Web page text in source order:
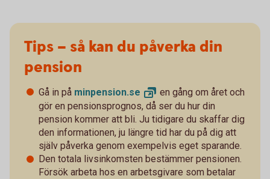
Tips – så kan du påverka din
pension
Gå in på minpension.se
en gång om året och
gör en pensionsprognos, då ser du hur din
pension kommer att bli. Ju tidigare du skaffar dig
den informationen, ju längre tid har du på dig att
själv påverka genom exempelvis eget sparande.
Den totala livsinkomsten bestämmer pensionen.
Försök arbeta hos en arbetsgivare som betalar